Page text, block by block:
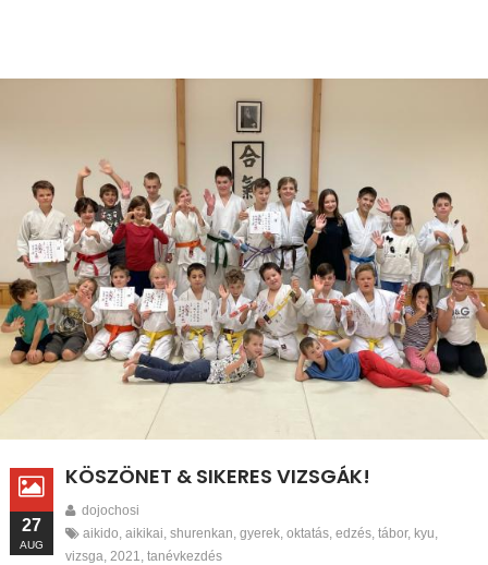
KÖSZÖNET & SIKERES VIZSGÁK!
dojochosi
aikido aikikai shurenkan gyerek oktatás edzés tábor, kyu
vizsga 2021 tanévkezdés
27
AUG